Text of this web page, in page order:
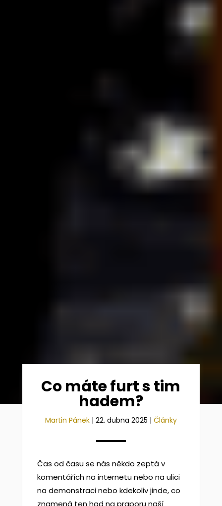
Co máte furt s tim
hadem?
Martin Pánek| 22. dubna 2025 | Články
Čas od času se nás někdo zeptá v
komentářích na internetu nebo na ulici
na demonstraci nebo kdekoliv jinde, co
znamená ten had na praporu naší